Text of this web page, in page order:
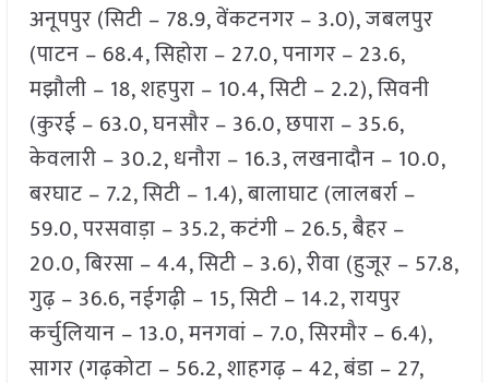
अनूपपुर (सिटी – 78.9, वेंकटनगर – 3.0), जबलपुर
(पाटन – 68.4, सिहोरा – 27.0, पनागर – 23.6,
मझौली – 18, शहपुरा – 10.4, सिटी – 2.2), सिवनी
(कुरई – 63.0, घनसौर – 36.0, छपारा – 35.6,
केवलारी – 30.2, धनौरा – 16.3, लखनादौन – 10.0,
बरघाट – 7.2, सिटी – 1.4), बालाघाट (लालबर्रा –
59.0, परसवाड़ा – 35.2, कटंगी – 26.5, बैहर –
20.0, बिरसा – 4.4, सिटी – 3.6), रीवा (हुजूर – 57.8,
गुढ़ – 36.6, नईगढ़ी – 15, सिटी – 14.2, रायपुर
कर्चुलियान – 13.0, मनगवां – 7.0, सिरमौर – 6.4),
सागर (गढ़कोटा – 56.2, शाहगढ़ – 42, बंडा – 27,